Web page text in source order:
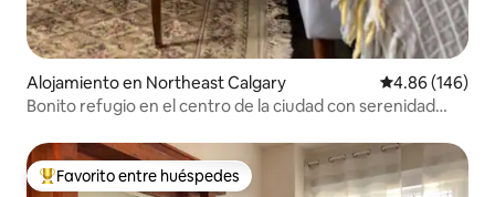
Alojamiento en Northeast Calgary Calificación
4.86 (146)
Bonito refugio en el centro de la ciudad con serenidad
Favorito entre huéspedes preferido
Favorito entre huéspedes